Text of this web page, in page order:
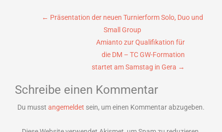
Beitragsnavigation
← Präsentation der neuen Turnierform Solo, Duo und
Small Group
Amianto zur Qualifikation für
die DM – TC GW-Formation
startet am Samstag in Gera →
Schreibe einen Kommentar
Du musst angemeldet sein, um einen Kommentar abzugeben.